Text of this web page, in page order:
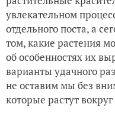
увлекательном
отдельного поста, а
том, какие растения
об особенностях их
варианты удачного
не оставим мы без
которые растут